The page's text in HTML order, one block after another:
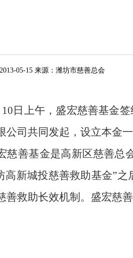
2013-05-15 来源： 潍坊市慈善总会
10 日 上午，盛宏慈善基金
公司共同发起，设立本金
慈善基金是高新区慈善总
高新城投慈善救助基金”
善救助长效机制。盛宏慈